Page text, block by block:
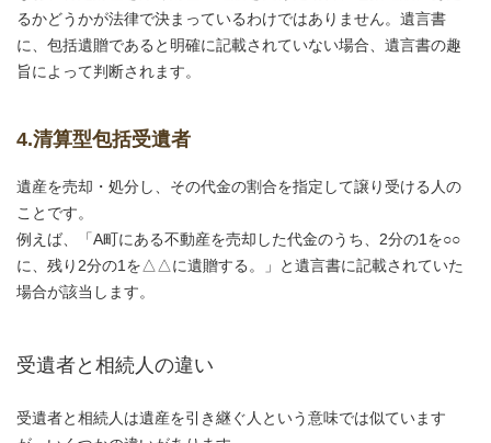
るかどうかが法律で決まっているわけではありません。遺言書
に、包括遺贈であると明確に記載されていない場合、遺言書の趣
旨によって判断されます。
4.清算型包括受遺者
遺産を売却・処分し、その代金の割合を指定して譲り受ける人の
ことです。
例えば、「A町にある不動産を売却した代金のうち、2分の1を○○
に、残り2分の1を△△に遺贈する。」と遺言書に記載されていた
場合が該当します。
受遺者と相続人の違い
受遺者と相続人は遺産を引き継ぐ人という意味では似ています